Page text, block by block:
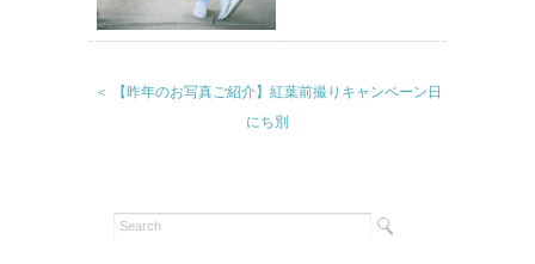
＜ 【昨年のお写真ご紹介】紅葉前撮りキャンペーン日
にち別